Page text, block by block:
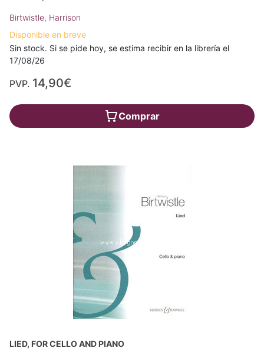
Birtwistle, Harrison
Disponible en breve
Sin stock. Si se pide hoy, se estima recibir en la librería el
17/08/26
PVP. 14,90€
Comprar
LIED, FOR CELLO AND PIANO